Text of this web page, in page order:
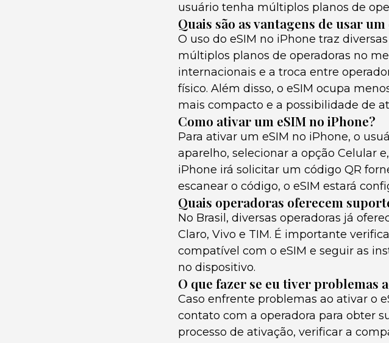
usuário tenha múltiplos planos de
Quais são as vantagens de usar
O uso do eSIM no iPhone traz
múltiplos planos de operadoras no
internacionais e a troca entre
físico. Além disso, o eSIM ocupa
mais compacto e a possibilidade de
Como ativar um eSIM no iPhone?
Para ativar um eSIM no iPhone, o
aparelho, selecionar a opção Celular
iPhone irá solicitar um código QR
escanear o código, o eSIM estará
Quais operadoras oferecem
No Brasil, diversas operadoras já
Claro, Vivo e TIM. É importante
compatível com o eSIM e seguir as
no dispositivo.
O que fazer se eu tiver problemas
Caso enfrente problemas ao ativar o
contato com a operadora para obter
processo de ativação, verificar a